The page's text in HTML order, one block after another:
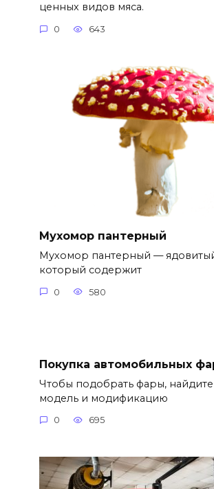
ценных видов мяса.
0 643
Мухомор пантерный
Мухомор пантерный —
который содержит
0 580
Покупка автомобильных
Чтобы подобрать фары,
модель и модификацию
0 695